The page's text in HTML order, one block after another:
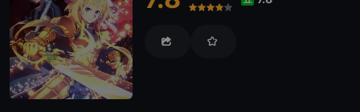
很差
较差
还行推荐力荐